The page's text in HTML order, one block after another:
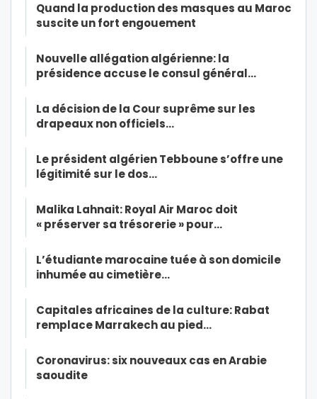
Quand la production des masques au Maroc
suscite un fort engouement
Nouvelle allégation algérienne: la
présidence accuse le consul général…
La décision de la Cour suprême sur les
drapeaux non officiels…
Le président algérien Tebboune s’offre une
légitimité sur le dos…
Malika Lahnait: Royal Air Maroc doit
« préserver sa trésorerie » pour…
L’étudiante marocaine tuée à son domicile
inhumée au cimetière…
Capitales africaines de la culture: Rabat
remplace Marrakech au pied…
Coronavirus: six nouveaux cas en Arabie
saoudite